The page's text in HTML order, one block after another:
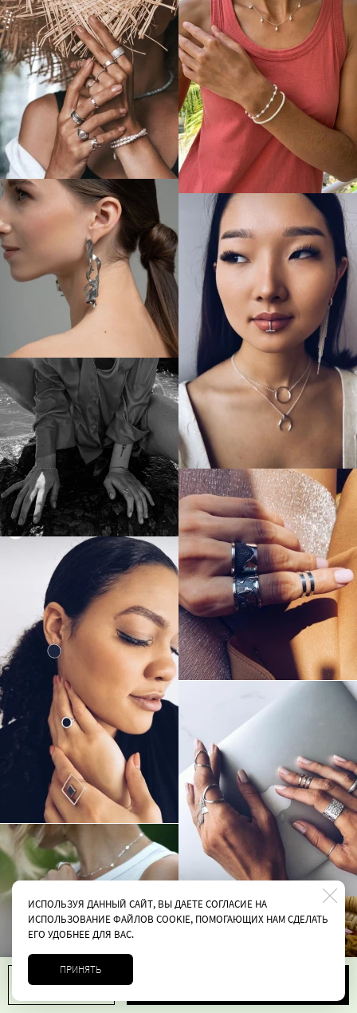
1
ИСПОЛЬЗУЯ ДАННЫЙ САЙТ, ВЫ ДАЕТЕ СОГЛАСИЕ НА
ИСПОЛЬЗОВАНИЕ ФАЙЛОВ COOKIE, ПОМОГАЮЩИХ НАМ СДЕЛАТЬ
ЕГО УДОБНЕЕ ДЛЯ ВАС.
ПРИНЯТЬ